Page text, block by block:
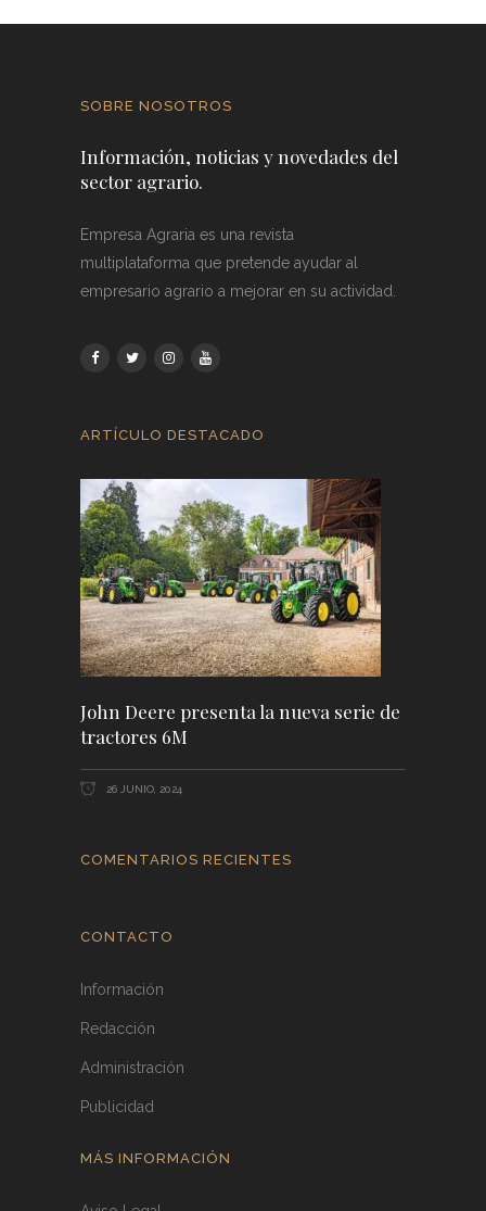
SOBRE NOSOTROS
Información, noticias y novedades del
sector agrario.
Empresa Agraria es una revista
multiplataforma que pretende ayudar al
empresario agrario a mejorar en su actividad.
ARTÍCULO DESTACADO
John Deere presenta la nueva serie de
tractores 6M
26 JUNIO, 2024
COMENTARIOS RECIENTES
CONTACTO
Información
Redacción
Administración
Publicidad
MÁS INFORMACIÓN